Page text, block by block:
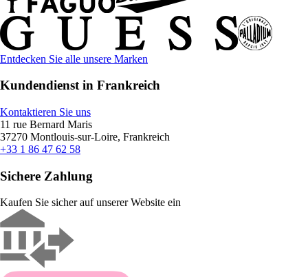
Entdecken Sie alle unsere Marken
Kundendienst in Frankreich
Kontaktieren Sie uns
11 rue Bernard Maris
37270 Montlouis-sur-Loire, Frankreich
+33 1 86 47 62 58
Sichere Zahlung
Kaufen Sie sicher auf unserer Website ein